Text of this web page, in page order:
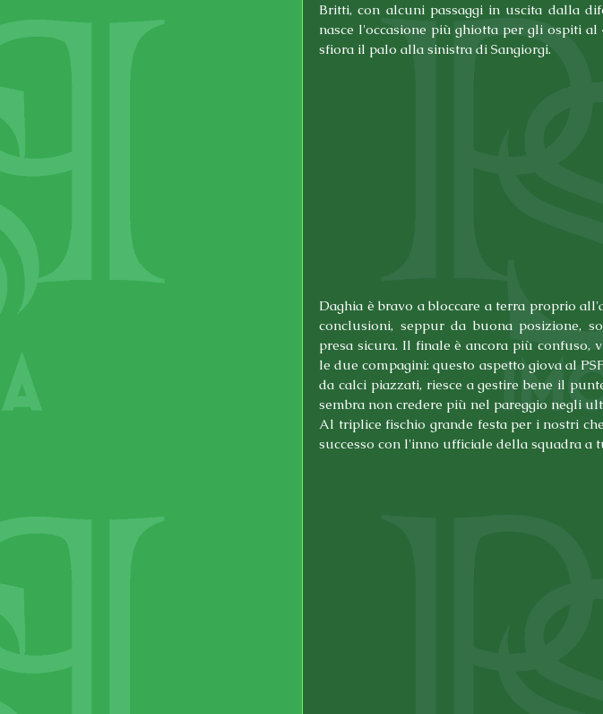
Britti, con alcuni passaggi in uscita dalla
nasce l'occasione più ghiotta per gli ospiti
sfiora il palo alla sinistra di Sangiorgi.
Daghia è bravo a bloccare a terra proprio
conclusioni, seppur da buona posizione,
presa sicura. Il finale è ancora più confuso,
le due compagini: questo aspetto giova al
da calci piazzati, riesce a gestire bene il
sembra non credere più nel pareggio negli
Al triplice fischio grande festa per i nostri
successo con l'inno ufficiale della squadra a